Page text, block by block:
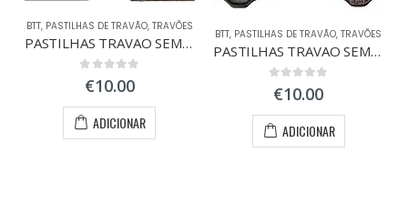
BTT, PASTILHAS DE TRAVÃO, TRAVÕES
PASTILHAS TRAVAO SEMI-METAL FORMULA MEGA/ONE/RX
out of 5
€10.00
ADICIONAR
BTT, PASTILHAS DE TRAVÃO,TRAVÕES
PASTILHAS TRAVAO SEMI-METAL AVID ELIXIR/SRAM XX
out of 5
€10.00
ADICIONAR